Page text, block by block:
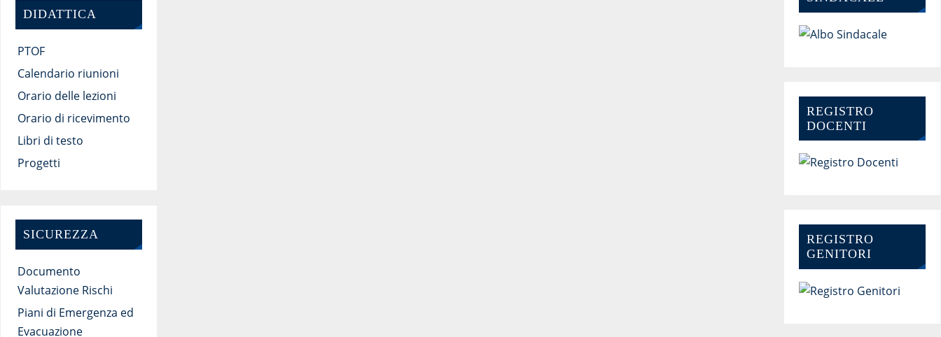
DIDATTICA
PTOF
Calendario riunioni
Orario delle lezioni
Orario di ricevimento
Libri di testo
Progetti
SICUREZZA
Documento
Valutazione Rischi
Piani di Emergenza ed
Evacuazione
REGISTRO
DOCENTI
REGISTRO
GENITORI